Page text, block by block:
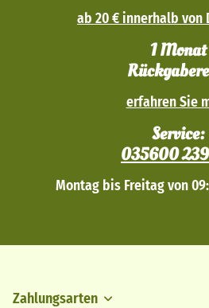
ab 20 € innerhalb von
1 Monat
erfahren Sie
Service:
035600
Montag bis Freitag von
Zahlungsarten